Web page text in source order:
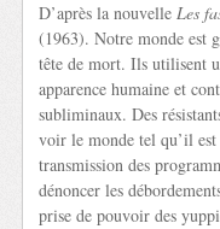
D’après la nouvelleLes
(1963). Notre monde est
tête de mort. Ils utilisent
apparence humaine et
subliminaux. Des
voir le monde tel qu’il
transmission des
dénoncer les
prise de pouvoir des